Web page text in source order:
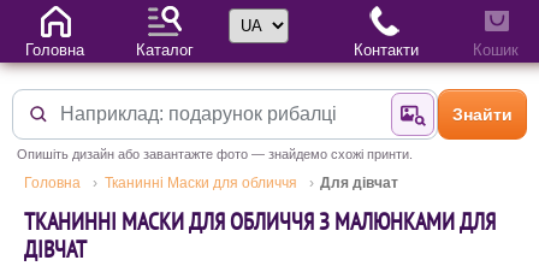
Знайти за
Знайти
Опишіть дизайн або завантажте фото — знайдемо схожі принти.
Головна Тканинні Маски для обличчя Для дівчат
ТКАНИННІ МАСКИ ДЛЯ ОБЛИЧЧЯ З МАЛЮНКАМИ ДЛЯ
ДІВЧАТ
Головна Каталог
Вибір мови
Контакти Кошик